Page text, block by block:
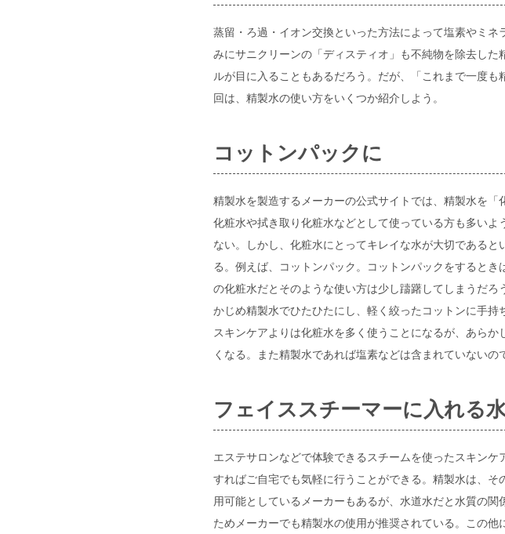
蒸留・ろ過・イオン交換といった方法によって塩素やミ
みにサニクリーンの「ディスティオ」も不純物を除去し
ルが目に入ることもあるだろう。だが、「これまで一度
回は、精製水の使い方をいくつか紹介しよう。
コットンパックに
精製水を製造するメーカーの公式サイトでは、精製水を
化粧水や拭き取り化粧水などとして使っている方も多い
ない。しかし、化粧水にとってキレイな水が大切である
る。例えば、コットンパック。コットンパックをすると
の化粧水だとそのような使い方は少し躊躇してしまうだ
かじめ精製水でひたひたにし、軽く絞ったコットンに手
スキンケアよりは化粧水を多く使うことになるが、あら
くなる。また精製水であれば塩素などは含まれていない
フェイススチーマーに入れる
エステサロンなどで体験できるスチームを使ったスキン
すればご自宅でも気軽に行うことができる。精製水は、
用可能としているメーカーもあるが、水道水だと水質の
ためメーカーでも精製水の使用が推奨されている。この